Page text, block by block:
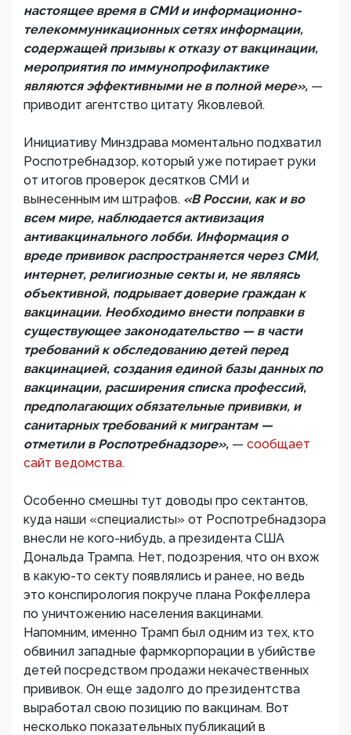
настоящее время в СМИ и информационно-
телекоммуникационных сетях информации,
содержащей призывы к отказу от вакцинации,
мероприятия по иммунопрофилактике
являются эффективными не в полной мере», —
приводит агентство цитату Яковлевой.
Инициативу Минздрава моментально подхватил
Роспотребнадзор, который уже потирает руки
от итогов проверок десятков СМИ и
вынесенным им штрафов. «В России, как и во
всем мире, наблюдается активизация
антивакцинального лобби. Информация о
вреде прививок распространяется через СМИ,
интернет, религиозные секты и, не являясь
объективной, подрывает доверие граждан к
вакцинации. Необходимо внести поправки в
существующее законодательство — в части
требований к обследованию детей перед
вакцинацией, создания единой базы данных по
вакцинации, расширения списка профессий,
предполагающих обязательные прививки, и
санитарных требований к мигрантам —
отметили в Роспотребнадзоре», — сообщает
сайт ведомства.
Особенно смешны тут доводы про сектантов,
куда наши «специалисты» от Роспотребнадзора
внесли не кого-нибудь, а президента США
Дональда Трампа. Нет, подозрения, что он вхож
в какую-то секту появлялись и ранее, но ведь
это конспирология покруче плана Рокфеллера
по уничтожению населения вакцинами.
Напомним, именно Трамп был одним из тех, кто
обвинил западные фармкорпорации в убийстве
детей посредством продажи некачественных
прививок. Он еще задолго до президентства
выработал свою позицию по вакцинам. Вот
несколько показательных публикаций в